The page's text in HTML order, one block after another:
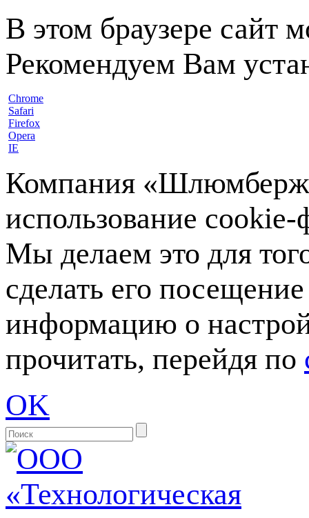
В этом браузере сайт
Рекомендуем Вам
Chrome
Safari
Firefox
Opera
IE
Компания
использование
Мы делаем это для
сделать его
информацию о
прочитать, перейдя по
OK